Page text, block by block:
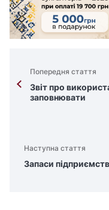
Попередня стаття
Звіт про
заповнювати
Наступна стаття
Запаси